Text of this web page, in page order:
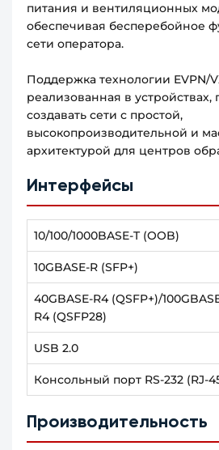
питания и вентиляционных
обеспечивая бесперебойное
сети оператора.
Поддержка технологии EVPN/
реализованная в устройствах,
создавать сети с простой,
высокопроизводительной и
архитектурой для центров
Интерфейсы
10/100/1000BASE-T (OOB)
10GBASE-R (SFP+)
40GBASE-R4 (QSFP+)/
R4 (QSFP28)
USB 2.0
Консольный порт RS-232 (RJ-
Производительность